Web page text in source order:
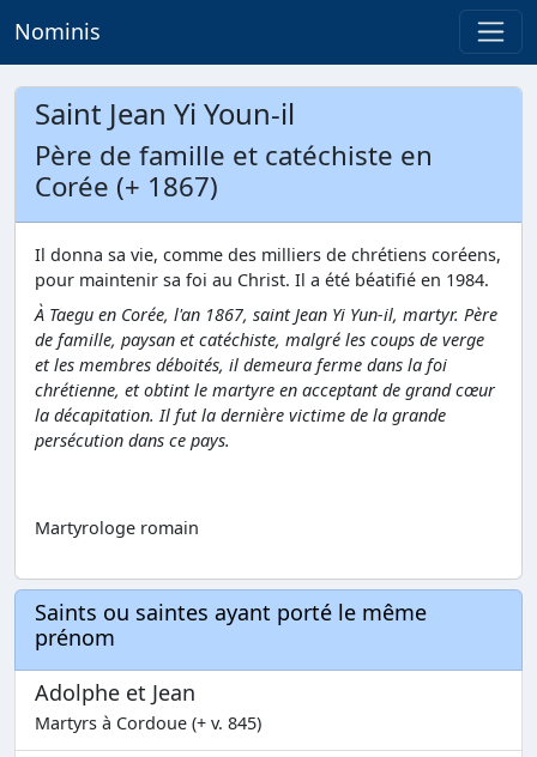
Nominis
Saint Jean Yi Youn-il
Père de famille et catéchiste en
Corée (+ 1867)
Il donna sa vie, comme des milliers de chrétiens coréens,
pour maintenir sa foi au Christ. Il a été béatifié en 1984.
À Taegu en Corée, l'an 1867, saint Jean Yi Yun-il, martyr. Père
de famille, paysan et catéchiste, malgré les coups de verge
et les membres déboités, il demeura ferme dans la foi
chrétienne, et obtint le martyre en acceptant de grand cœur
la décapitation. Il fut la dernière victime de la grande
persécution dans ce pays.
Martyrologe romain
Saints ou saintes ayant porté le même
prénom
Adolphe et Jean
Martyrs à Cordoue (+ v. 845)